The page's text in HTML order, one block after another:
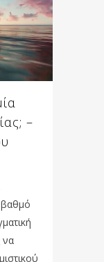
–
βαθμό
να